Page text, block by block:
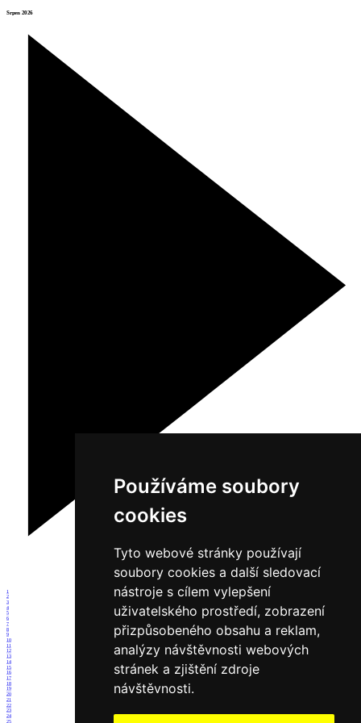
Používáme soubory
cookies
Tyto webové stránky používají
soubory cookies a další sledovací
nástroje s cílem vylepšení
uživatelského prostředí, zobrazení
přizpůsobeného obsahu a reklam,
analýzy návštěvnosti webových
stránek a zjištění zdroje
návštěvnosti.
Srpen 2026
1
2
3
4
5
6
7
8
9
10
11
12
13
14
15
16
17
18
19
20
21
22
23
24
25